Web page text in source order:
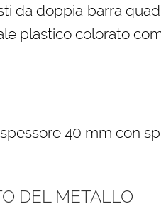
da doppia barra
plastico colorato
40 mm con
DEL METALLO